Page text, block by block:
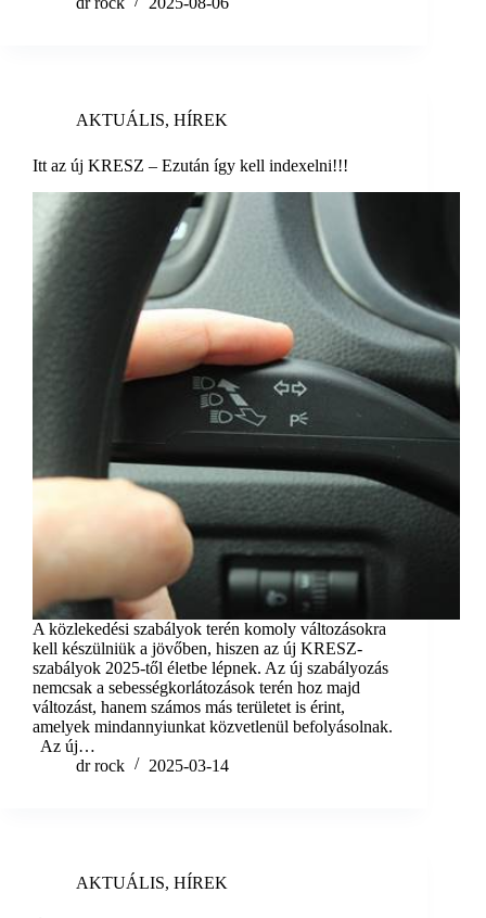
AKTUÁLIS, HÍREK
Itt az új KRESZ – Ezután így kell indexelni!!!
A közlekedési szabályok terén komoly változásokra
kell készülniük a jövőben, hiszen az új KRESZ-
szabályok 2025-től életbe lépnek. Az új szabályozás
nemcsak a sebességkorlátozások terén hoz majd
változást, hanem számos más területet is érint,
amelyek mindannyiunkat közvetlenül befolyásolnak.
Az új…
dr rock
2025-03-14
AKTUÁLIS, HÍREK